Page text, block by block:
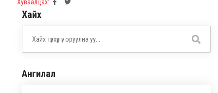
Хуваалцах:
Хайх
Ангилал